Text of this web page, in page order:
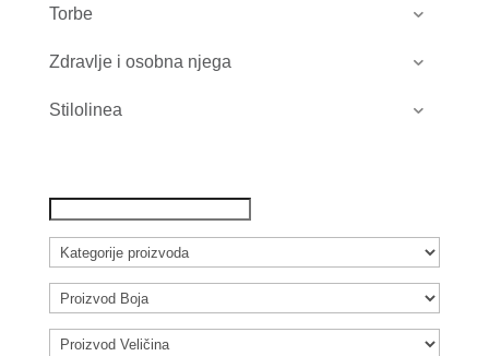
Torbe
Zdravlje i osobna njega
Stilolinea